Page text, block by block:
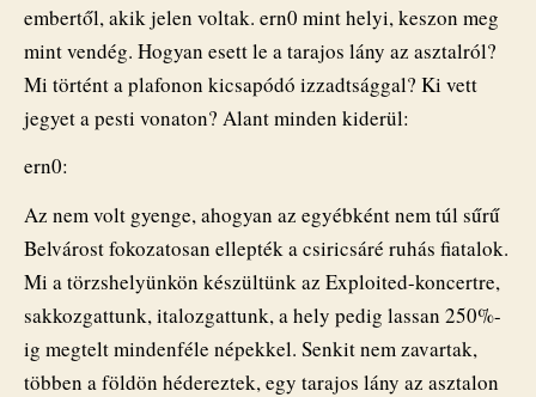
1996-
os
győri
koncertjéről
bejegyzéshez
embertől, akik jelen voltak. ern0 mint helyi, keszon meg
mint vendég. Hogyan esett le a tarajos lány az asztalról?
Mi történt a plafonon kicsapódó izzadtsággal? Ki vett
jegyet a pesti vonaton? Alant minden kiderül:
ern0:
Az nem volt gyenge, ahogyan az egyébként nem túl sűrű
Belvárost fokozatosan ellepték a csiricsáré ruhás fiatalok.
Mi a törzshelyünkön készültünk az Exploited-koncertre,
sakkozgattunk, italozgattunk, a hely pedig lassan 250%-
ig megtelt mindenféle népekkel. Senkit nem zavartak,
többen a földön hédereztek, egy tarajos lány az asztalon